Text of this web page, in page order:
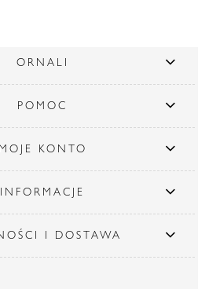
ORNALI
POMOC
MOJE KONTO
INFORMACJE
I DOSTAWA